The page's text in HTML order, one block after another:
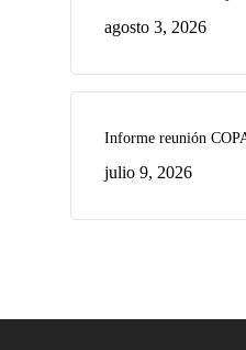
agosto 3, 2026
Informe reunión
julio 9, 2026